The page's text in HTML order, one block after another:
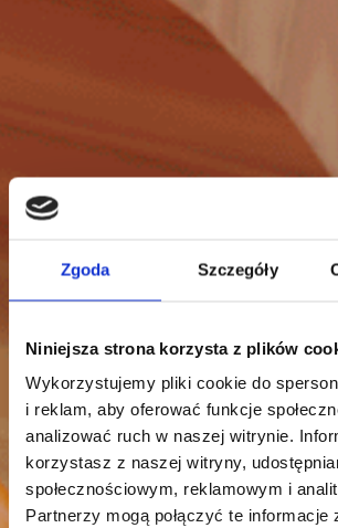
Zgoda Szczegóły
Niniejsza strona korzysta z plików
Wykorzystujemy pliki cookie do
i reklam, aby oferować funkcje
analizować ruch w naszej witrynie.
korzystasz z naszej witryny,
społecznościowym, reklamowym i
Partnerzy mogą połączyć te informacje